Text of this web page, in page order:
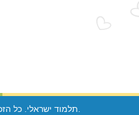
© 2019 תלמוד ישראלי. כל הזכויות שמורות.